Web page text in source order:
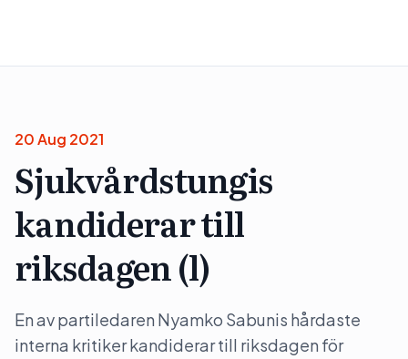
20 Aug 2021
Sjukvårdstungis
kandiderar till
riksdagen (l)
En av partiledaren Nyamko Sabunis hårdaste
interna kritiker kandiderar till riksdagen för